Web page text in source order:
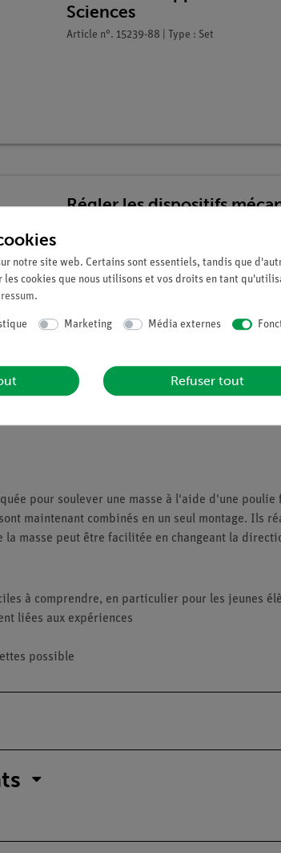
Sciences
Article n°. 15239-88 | Type : Set
Régler les dispositifs
pour soulever une masse à l'aide d'une
maintenant combinés en un seul montage. Ils
masse peut être facilitée en changeant la
à comprendre, en particulier pour les jeunes
liées aux expériences
possible
notre site web. Certains sont essentiels, tandis que
les cookies que nous utilisons et vos droits en tant
.
Marketing Média externes
Refuser tout